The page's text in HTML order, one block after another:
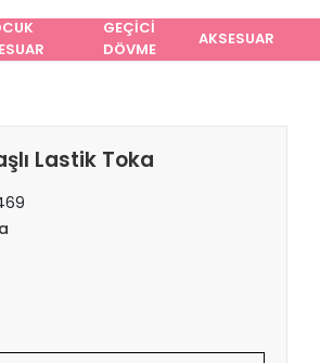
GEÇİCİ
DÖVME
AKSESUAR
Lastik Toka